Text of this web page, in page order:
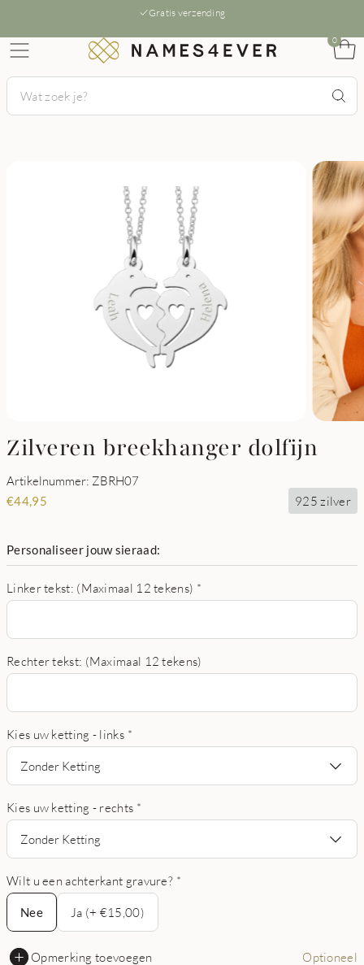
Gratis verzending
0
Zilveren breekhanger dolfijn
Artikelnummer: ZBRH07
€44,95 925 zilver
Personaliseer jouw sieraad:
Linker tekst: (Maximaal 12 tekens) *
Rechter tekst: (Maximaal 12 tekens)
Kies uw ketting - links *
Zonder Ketting
Kies uw ketting - rechts *
Zonder Ketting
Wilt u een achterkant gravure? *
Nee
Nee
Ja (+ €15,00)
Opmerking toevoegen Optioneel